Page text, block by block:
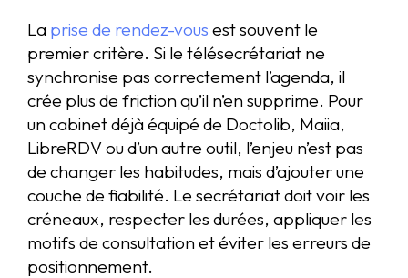
La prise de rendez-vous est souvent le
premier critère. Si le télésecrétariat ne
synchronise pas correctement l’agenda, il
crée plus de friction qu’il n’en supprime. Pour
un cabinet déjà équipé de Doctolib, Maiia,
LibreRDV ou d’un autre outil, l’enjeu n’est pas
de changer les habitudes, mais d’ajouter une
couche de fiabilité. Le secrétariat doit voir les
créneaux, respecter les durées, appliquer les
motifs de consultation et éviter les erreurs de
positionnement.